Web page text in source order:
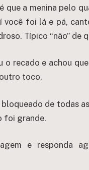
que a menina pelo
você foi lá e pá,
Típico “não” de
o recado e achou
toco.
de todas
foi grande.
e responda